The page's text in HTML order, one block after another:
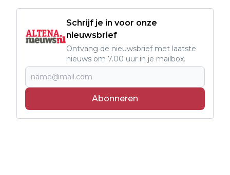
Schrijf je in voor onze
nieuwsbrief
Ontvang de nieuwsbrief met laatste
nieuws om 7.00 uur in je mailbox.
Abonneren